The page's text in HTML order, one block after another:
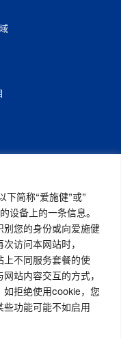
简称“爱施健”或”
设备上的一条信息。
您的身份或向爱施健
访问本网站时，
不同服务套餐的使
站内容交互的方式，
如拒绝使用cookie，您
功能可能不如启用